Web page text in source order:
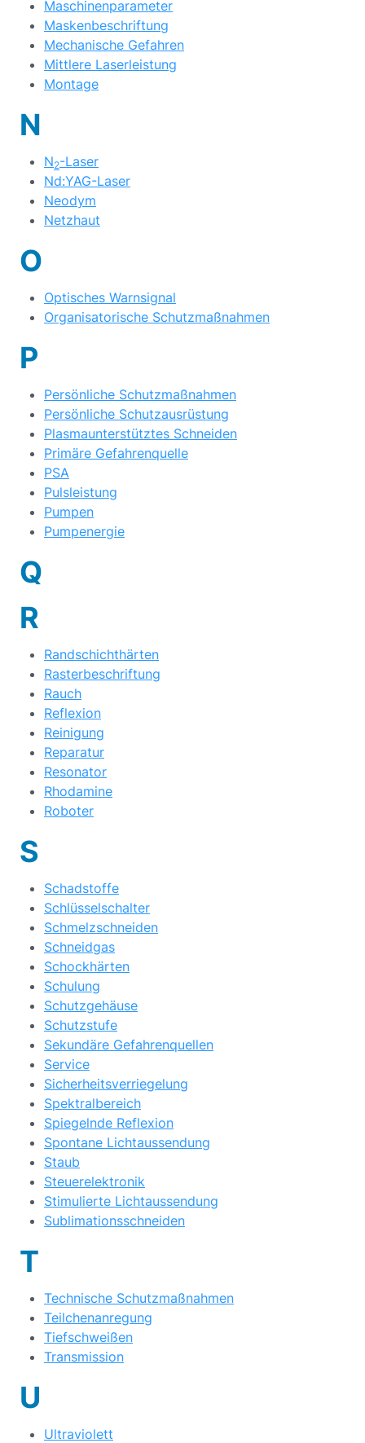
Maschinenparameter
Maskenbeschriftung
Mechanische Gefahren
Mittlere Laserleistung
Montage
N
N2-Laser
Nd:YAG-Laser
Neodym
Netzhaut
O
Optisches Warnsignal
Organisatorische Schutzmaßnahmen
P
Persönliche Schutzmaßnahmen
Persönliche Schutzausrüstung
Plasmaunterstütztes Schneiden
Primäre Gefahrenquelle
PSA
Pulsleistung
Pumpen
Pumpenergie
Q
R
Randschichthärten
Rasterbeschriftung
Rauch
Reflexion
Reinigung
Reparatur
Resonator
Rhodamine
Roboter
S
Schadstoffe
Schlüsselschalter
Schmelzschneiden
Schneidgas
Schockhärten
Schulung
Schutzgehäuse
Schutzstufe
Sekundäre Gefahrenquellen
Service
Sicherheitsverriegelung
Spektralbereich
Spiegelnde Reflexion
Spontane Lichtaussendung
Staub
Steuerelektronik
Stimulierte Lichtaussendung
Sublimationsschneiden
T
Technische Schutzmaßnahmen
Teilchenanregung
Tiefschweißen
Transmission
U
Ultraviolett